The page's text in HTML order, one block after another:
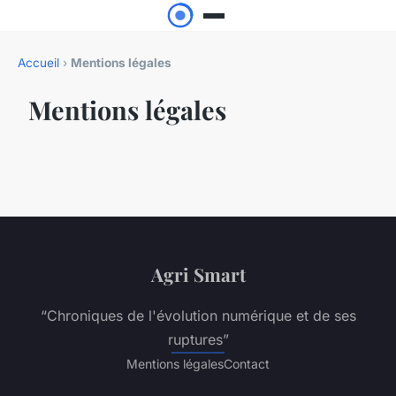
Accueil › Mentions légales
Mentions légales
Agri Smart
“Chroniques de l'évolution numérique et de ses
ruptures”
Mentions légalesContact